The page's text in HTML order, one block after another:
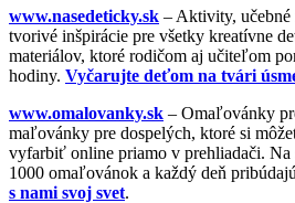
www.nasedeticky.sk – Aktivity, učebné
tvorivé inšpirácie pre všetky kreatívne
materiálov, ktoré rodičom aj učiteľom
hodiny. Vyčarujte deťom na tvári
www.omalovanky.sk – Omaľovánky
maľovánky pre dospelých, ktoré si
vyfarbiť online priamo v prehliadači. Na
1000 omaľovánok a každý deň
s nami svoj svet.